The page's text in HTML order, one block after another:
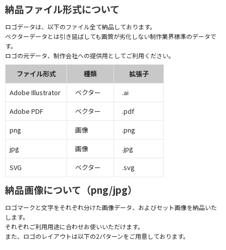
納品ファイル形式について
ロゴデータは、以下のファイル全て納品しております。
ベクターデータとは引き延ばしても画質が劣化しない制作業界標準のデータで
す。
ロゴの元データ、制作会社への提供用としてご利用ください。
ファイル形式 種類
拡張子
Adobe Illustrator
ベクター
.ai
Adobe PDF
ベクター
.pdf
png
画像
.png
jpg
画像
.jpg
SVG
ベクター .svg
納品画像について（png/jpg）
ロゴマークと文字をそれぞれ分けた画像データ、およびセット画像を納品いた
します。
それぞれご利用用途に合わせお使いいただけます。
また、ロゴのレイアウトは以下の2パターンをご用意しております。